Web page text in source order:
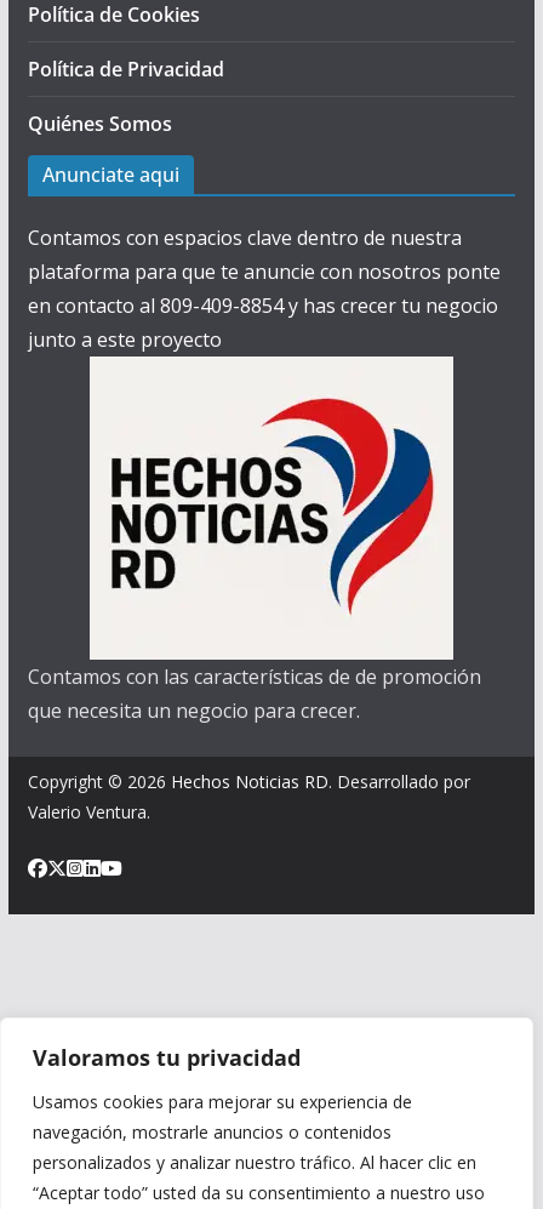
Valoramos tu privacidad
Usamos cookies para mejorar su experiencia de
navegación, mostrarle anuncios o contenidos
personalizados y analizar nuestro tráfico. Al hacer clic en
“Aceptar todo” usted da su consentimiento a nuestro uso
Política de Cookies
Política de Privacidad
Quiénes Somos
Anunciate aqui
Contamos con espacios clave dentro de nuestra
plataforma para que te anuncie con nosotros ponte
en contacto al 809-409-8854 y has crecer tu negocio
junto a este proyecto
Contamos con las características de de promoción
que necesita un negocio para crecer.
Copyright © 2026 Hechos Noticias RD. Desarrollado por
Valerio Ventura.